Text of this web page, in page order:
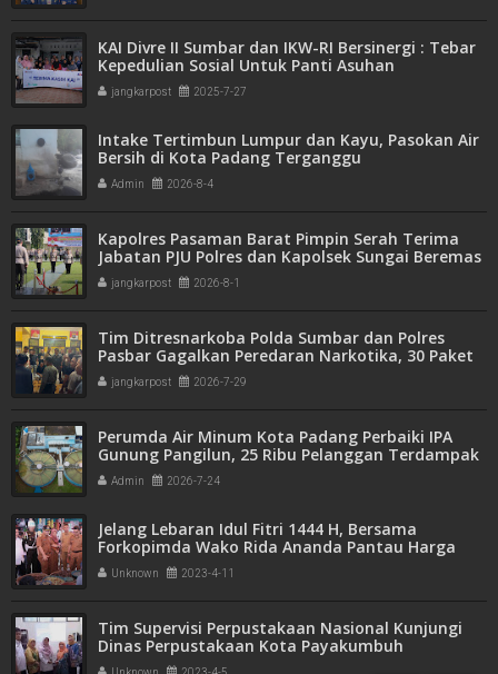
KAI Divre II Sumbar dan IKW-RI Bersinergi : Tebar
Kepedulian Sosial Untuk Panti Asuhan
jangkarpost 2025-7-27
Intake Tertimbun Lumpur dan Kayu, Pasokan Air
Bersih di Kota Padang Terganggu
Admin 2026-8-4
Kapolres Pasaman Barat Pimpin Serah Terima
Jabatan PJU Polres dan Kapolsek Sungai Beremas
jangkarpost 2026-8-1
Tim Ditresnarkoba Polda Sumbar dan Polres
Pasbar Gagalkan Peredaran Narkotika, 30 Paket
Ganja Kering Siap Edar Disita
jangkarpost 2026-7-29
Perumda Air Minum Kota Padang Perbaiki IPA
Gunung Pangilun, 25 Ribu Pelanggan Terdampak
Penyesuaian
Admin 2026-7-24
Jelang Lebaran Idul Fitri 1444 H, Bersama
Forkopimda Wako Rida Ananda Pantau Harga
Sembako
Unknown 2023-4-11
Tim Supervisi Perpustakaan Nasional Kunjungi
Dinas Perpustakaan Kota Payakumbuh